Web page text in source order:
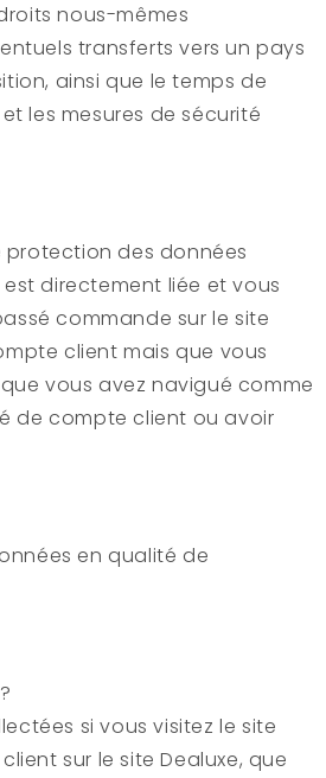
nous-mêmes
transferts vers un pays
ainsi que le temps de
les mesures de sécurité
protection des données
directement liée et vous
commande sur le site
client mais que vous
vous avez navigué comme
de compte client ou avoir
en qualité de
si vous visitez le site
sur le siteDealuxe, que